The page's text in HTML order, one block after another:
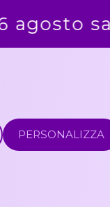
PERSONALIZZA